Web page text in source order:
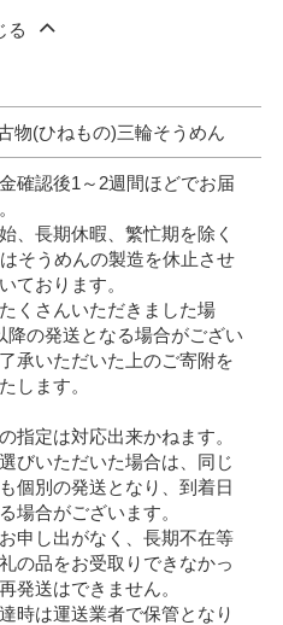
る
物(ひねもの)三輪そうめん
確認後1～2週間ほどでお届
、長期休暇、繁忙期を除く
そうめんの製造を休止させ
ております。
くさんいただきました場
降の発送となる場合がござい
承いただいた上のご寄附を
します。
指定は対応出来かねます。
びいただいた場合は、同じ
個別の発送となり、到着日
場合がございます。
申し出がなく、長期不在等
の品をお受取りできなかっ
発送はできません。
時は運送業者で保管となり